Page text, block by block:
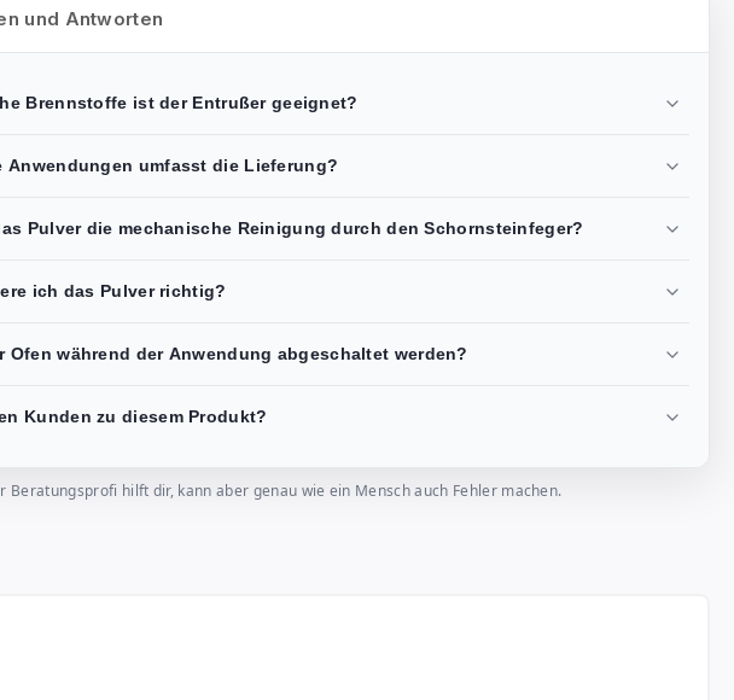
und Antworten
Brennstoffe ist der Entrußer geeignet?
Anwendungen umfasst die Lieferung?
Pulver die mechanische Reinigung durch den Schornsteinfeger?
ich das Pulver richtig?
Ofen während der Anwendung abgeschaltet werden?
Kunden zu diesem Produkt?
Beratungsprofi hilft dir, kann aber genau wie ein Mensch auch Fehler machen.